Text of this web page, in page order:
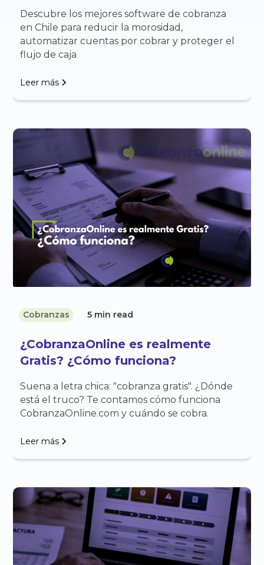
Descubre los mejores software de cobranza
en Chile para reducir la morosidad,
automatizar cuentas por cobrar y proteger el
flujo de caja
Leer más
Cobranzas 5 min read
¿CobranzaOnline es realmente
Gratis? ¿Cómo funciona?
Suena a letra chica: "cobranza gratis". ¿Dónde
está el truco? Te contamos cómo funciona
CobranzaOnline.com y cuándo se cobra.
Leer más